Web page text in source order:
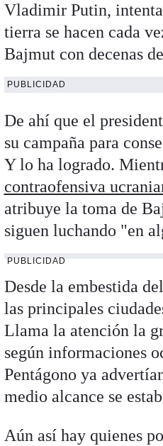
Vladimir Putin,
tierra se hacen cada
Bajmut con decenas
PUBLICIDAD
De ahí que el
su campaña para
Y lo ha logrado.
contraofensiva
atribuye la toma de
siguen luchando "en
PUBLICIDAD
Desde la embestida
las principales
Llama la atención la
según informaciones
Pentágono ya
medio alcance se
Aún así hay quienes